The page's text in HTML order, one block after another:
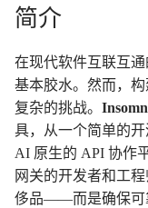
简介
在现代软件互联互
基本胶水。然而，
复杂的挑战。
具，从一个简单的开
AI 原生的 API 协作
网关的开发者和工
侈品——而是确保可